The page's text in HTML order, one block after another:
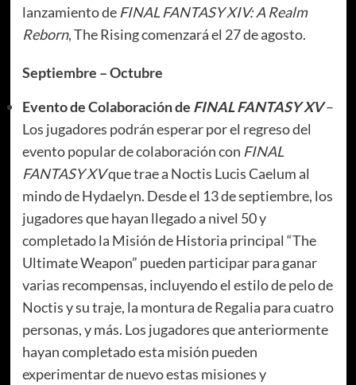
lanzamiento de FINAL FANTASY XIV: A Realm
Reborn, The Rising comenzará el 27 de agosto.
Septiembre – Octubre
Evento de Colaboración de FINAL FANTASY XV–
Los jugadores podrán esperar por el regreso del
evento popular de colaboración con FINAL
FANTASY XVque trae a Noctis Lucis Caelum al
mindo de Hydaelyn. Desde el 13 de septiembre, los
jugadores que hayan llegado a nivel 50 y
completado la Misión de Historia principal “The
Ultimate Weapon” pueden participar para ganar
varias recompensas, incluyendo el estilo de pelo de
Noctis y su traje, la montura de Regalia para cuatro
personas, y más. Los jugadores que anteriormente
hayan completado esta misión pueden
experimentar de nuevo estas misiones y